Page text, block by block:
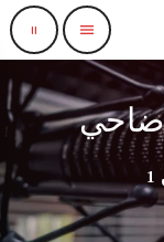
menu
pause